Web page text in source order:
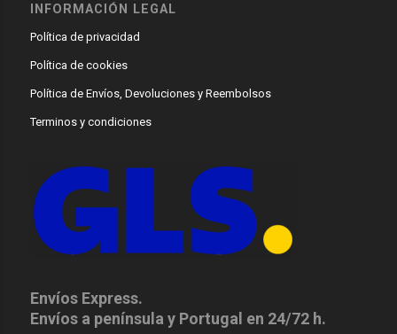
INFORMACIÓN LEGAL
Política de privacidad
Política de cookies
Política de Envíos, Devoluciones y Reembolsos
Terminos y condiciones
Envíos Express.
Envíos a península y Portugal en 24/72 h.